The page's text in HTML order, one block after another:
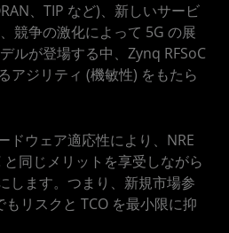
、TIP など)、新しいサービ
競争の激化によって 5G の展
ルが登場する中、Zynq RFSoC
アジリティ (機敏性) をもたら
ドウェア適応性により、NRE
と同じメリットを享受しながら
します。つまり、新規市場参
リスクと TCO を最小限に抑